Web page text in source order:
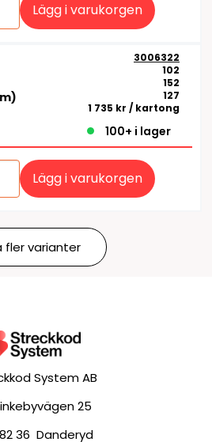
Lägg i varukorgen
3006322
102
152
127
1 735 kr / kartong
100+ i lager
Lägg i varukorgen
fler varianter
System AB
25
36 Danderyd